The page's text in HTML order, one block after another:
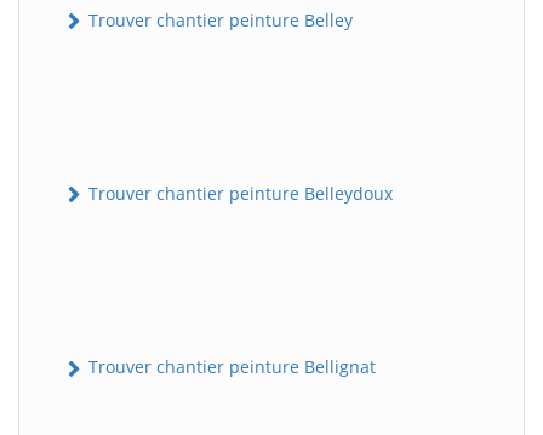
Trouver chantier peinture Belley
Trouver chantier peinture Belleydoux
Trouver chantier peinture Bellignat